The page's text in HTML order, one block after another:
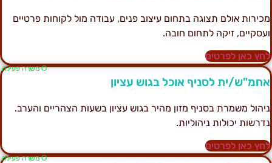
אולם תצוגה בתחום עיצוב פנים, עבודה מול לקוחות פרטיים
זיקה לתחום חובה.
כאן לפרטים
Ο משרה פעילה
ית לסניף אוכל בגוש עציון
משמרת בסניף מזון מהיר בגוש עציון בשעות הצהריים והערב.
יכולות ניהוליות.
כאן לפרטים
Ο משרה פעילה